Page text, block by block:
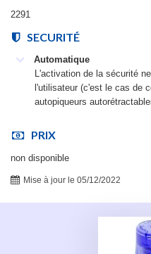
2291
SECURITÉ
Automatique
L'activation de la sécurité
l'utilisateur (c'est le cas de
autopiqueurs
PRIX
non disponible
Mise à jour le 05/12/2022